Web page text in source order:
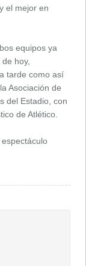
el mejor en
equipos ya
hoy,
tarde como así
Asociación de
del Estadio, con
de Atlético.